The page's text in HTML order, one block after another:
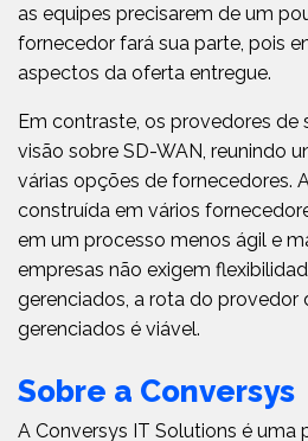
as equipes precisarem de um
fornecedor fará sua parte, pois
aspectos da oferta entregue.
Em contraste, os provedores de
visão sobre SD-WAN, reunindo
várias opções de fornecedores.
construída em vários
em um processo menos ágil e
empresas não exigem
gerenciados, a rota do provedor
gerenciados é viável.
Sobre a Conversys
A Conversys IT Solutions é uma